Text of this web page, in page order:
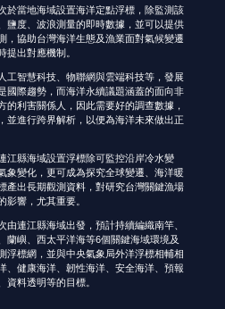
於當地海域設置海洋定點浮標，除監測該
鹽度、波浪測量的即時數據，並可以提供
，協助台灣海洋生態及漁業面對氣候變遷
提出對應機制。
工智慧科技、物聯網與雲端科技等，發展
國際趨勢，而海洋永續議題涵蓋的面向非
的利害關係人，因此需要好的調查數據，
並進行跨界解析，以便為海洋未來做出正
江縣海域設置浮標除可監控沿岸冷水變
象變化，更可成為探究全球變遷、海洋暖
產出長期觀測資料，對研究台灣關鍵漁場
影響，尤其重要。
由連江縣海域出發，預計持續編織南竿、
蘭嶼、西太平洋海等6個關鍵海域環境及
浮標網，並與中央氣象局外洋浮標相輔相
、健康海洋、韌性海洋、安全海洋、預報
資料透明等的目標。